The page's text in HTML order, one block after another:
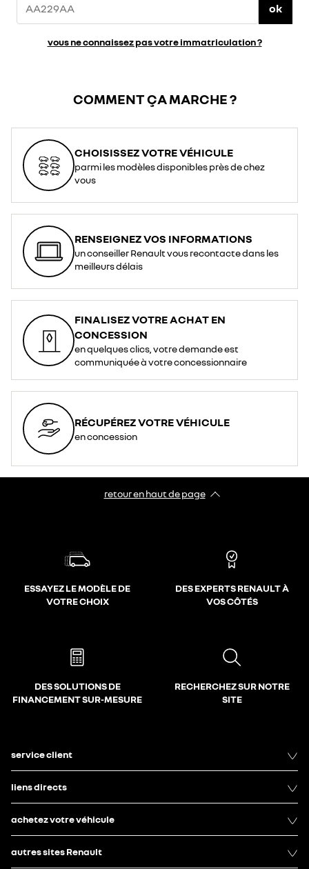
ok
vous ne connaissez pas votre immatriculation ?
COMMENT ÇA MARCHE ?
CHOISISSEZ VOTRE VÉHICULE
parmi les modèles disponibles près de chez
vous
RENSEIGNEZ VOS INFORMATIONS
un conseiller Renault vous recontacte dans les
meilleurs délais
FINALISEZ VOTRE ACHAT EN
CONCESSION
en quelques clics, votre demande est
communiquée à votre concessionnaire
RÉCUPÉREZ VOTRE VÉHICULE
en concession
retour en haut de page​
ESSAYEZ LE MODÈLE DE
VOTRE CHOIX
DES EXPERTS RENAULT À
VOS CÔTÉS
DES SOLUTIONS DE
FINANCEMENT SUR-MESURE
RECHERCHEZ SUR NOTRE
SITE
service client
liens directs
achetez votre véhicule
autres sites Renault